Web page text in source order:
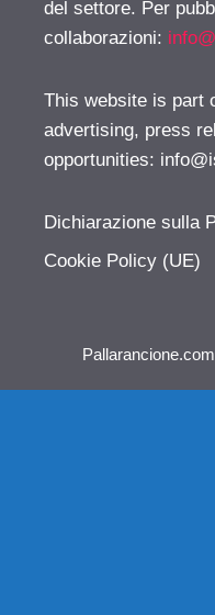
del settore. Per
collaborazioni:
This website is part
advertising, press
opportunities:
Dichiarazione sulla
Cookie Policy (UE)